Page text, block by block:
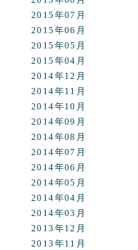
2015年07月
2015年06月
2015年05月
2015年04月
2014年12月
2014年11月
2014年10月
2014年09月
2014年08月
2014年07月
2014年06月
2014年05月
2014年04月
2014年03月
2013年12月
2013年11月